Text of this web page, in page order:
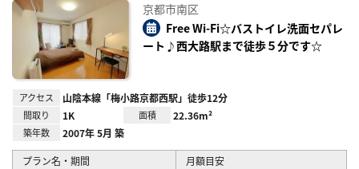
録
京都市南区
Free Wi-Fi☆バストイレ洗面セパレ
ート♪西大路駅まで徒歩５分です☆
アクセス 山陰本線「梅小路京都西駅」徒歩12分
間取り 1K 面積 22.36m²
築年数 2007年 5月 築
プラン名・期間
月額目安